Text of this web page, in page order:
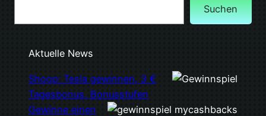
Suchen
Aktuelle News
Shoop: Tesla gewinnen, 3 €
Tagesbonus, Bonusstufen
Gewinne einen